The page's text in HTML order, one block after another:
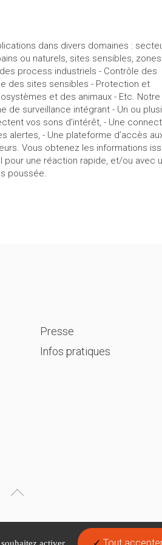
dans divers domaines :
ou naturels, sites sensibles, zones
process industriels - Contrôle des
des sites sensibles - Protection et
et des animaux - Etc. Notre
de surveillance intégrant - Un ou
vos sons d’intérêt, - Une
alertes, - Une plateforme d’accès
Vous obtenez les informations
une réaction rapide, et/ou avec
poussée.
Presse
Infos pratiques